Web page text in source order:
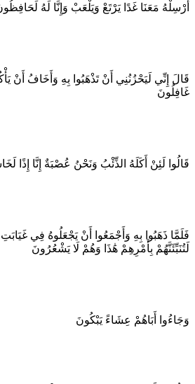
أَرْسِلْهُ مَعَنَا غَدًا يَرْتَعْ وَيَلْعَبْ وَإِنَّا لَهُ
قَالَ إِنِّي لَيَحْزُنُنِي أَنْ تَذْهَبُوا بِهِ وَأَخَافُ أَنْ
غَافِلُونَ
قَالُوا لَئِنْ أَكَلَهُ الذِّئْبُ وَنَحْنُ عُصْبَةٌ إِنَّا إِذًا
فَلَمَّا ذَهَبُوا بِهِ وَأَجْمَعُوا أَنْ يَجْعَلُوهُ فِي غَيَابَتِ
لَتُنَبِّئَنَّهُمْ بِأَمْرِهِمْ هَٰذَا وَهُمْ لَا يَشْعُرُونَ
وَجَاءُوا أَبَاهُمْ عِشَاءً يَبْكُونَ